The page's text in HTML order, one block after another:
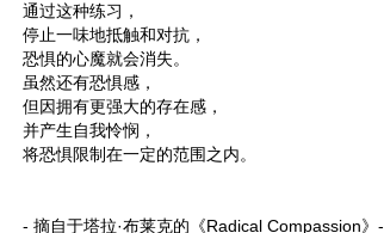
通过这种练习，
停止一味地抵触和对抗，
恐惧的心魔就会消失。
虽然还有恐惧感，
但因拥有更强大的存在感，
并产生自我怜悯，
将恐惧限制在一定的范围之内。
- 摘自于塔拉·布莱克的《Radical Compassion》-